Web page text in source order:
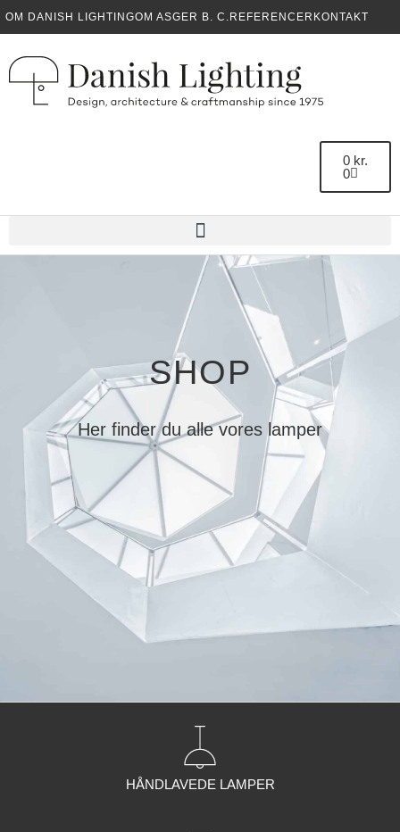
OM DANISH LIGHTINGOM ASGER B. C. REFERENCER KONTAKT
0 kr.
0
SHOP
Her finder du alle vores lamper
HÅNDLAVEDE LAMPER